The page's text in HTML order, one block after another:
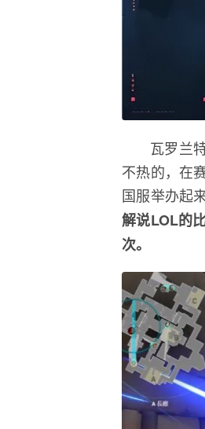
瓦罗兰
不热的，在
国服举办起
解说LOL的
次。